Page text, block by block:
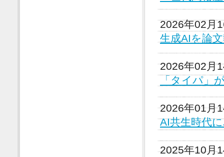
2026年02月
生成AIを論
2026年02月
「タイパ」
2026年01月
AI共生時代
2025年10月